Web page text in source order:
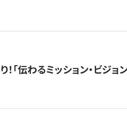
！「伝わるミッション・ビ